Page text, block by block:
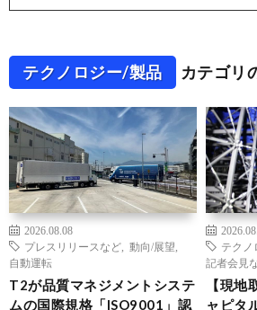
テクノロジー/製品 カテゴリ
2026.08.08
プレスリリースなど
動向/展望
自動運転
T2が品質マネジメントシステ
ムの国際規格「ISO9001」認
テクノ
記者会見
【現地
ャピタ